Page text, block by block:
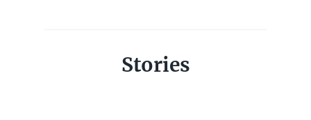
Stories